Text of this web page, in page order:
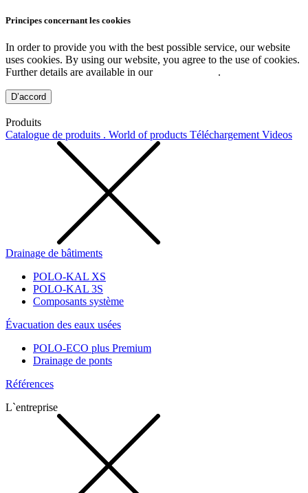
Principes concernant les cookies
In order to provide you with the best possible service, our website
uses cookies. By using our website, you agree to the use of cookies.
Further details are available in our
.
D’accord
Produits
Catalogue de produits . World of products Téléchargement Videos
Drainage de bâtiments
POLO-KAL XS
POLO-KAL 3S
Composants système
Évacuation des eaux usées
POLO-ECO plus Premium
Drainage de ponts
Références
L`entreprise